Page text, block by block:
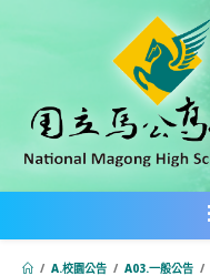
內
/ A.校園公告 / A03.一般公告 /